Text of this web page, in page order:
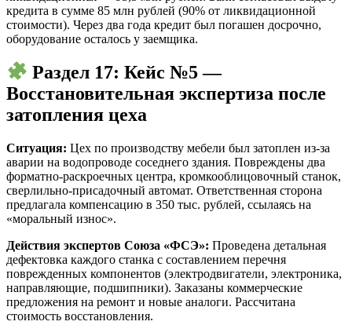
кредита в сумме 85 млн рублей (90% от ликвидационной
стоимости). Через два года кредит был погашен досрочно,
оборудование осталось у заемщика.
Раздел 17: Кейс №5 —
Восстановительная экспертиза после
затопления цеха
Ситуация: Цех по производству мебели был затоплен из-за
аварии на водопроводе соседнего здания. Повреждены два
форматно-раскроечных центра, кромкооблицовочный станок,
сверлильно-присадочный автомат. Ответственная сторона
предлагала компенсацию в 350 тыс. рублей, ссылаясь на
«моральный износ».
Действия экспертов Союза «ФСЭ»: Проведена детальная
дефектовка каждого станка с составлением перечня
поврежденных компонентов (электродвигатели, электроника,
направляющие, подшипники). Заказаны коммерческие
предложения на ремонт и новые аналоги. Рассчитана
стоимость восстановления.